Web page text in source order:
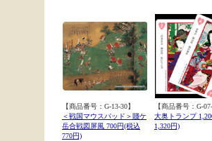
【商品番号：G-13-30】
＜戦国マウスパッド＞賤ケ
岳合戦図屏風 700円(税込
770円)
【商品番号：G-
大奥トランプ
1,320円)